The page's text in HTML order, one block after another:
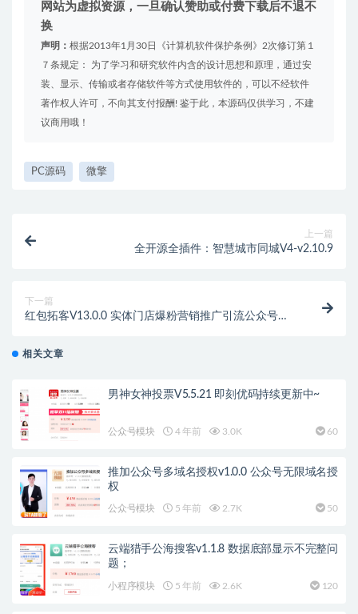
网站为虚拟资源，一旦确认赞助或付费下载后不退不
换
声明： 根据2013年1月30日《计算机软件保护条例》2次修订第１
７条规定： 为了学习和研究软件内含的设计思想和原理，通过安
装、显示、传输或者存储软件等方式使用软件的，可以不经软件
著作权人许可，不向其支付报酬! 鉴于此，本源码仅供学习，不建
议商用哦！
PC源码 微擎
上一篇
全开源全插件：智慧城市同城V4-v2.10.9
下一篇
红包拓客V13.0.0 实体门店爆粉营销推广引流公众号模
相关文章
男神女神投票V5.5.21 即刻优码持续更新中~
公众号模块 4 年前 3.0K 60
推加公众号多域名授权v1.0.0 公众号无限域名授
权
公众号模块 5 年前 2.7K 50
云端猎手公海搜客v1.1.8 数据底部显示不完整问
题；
小程序模块 5 年前 2.6K 120